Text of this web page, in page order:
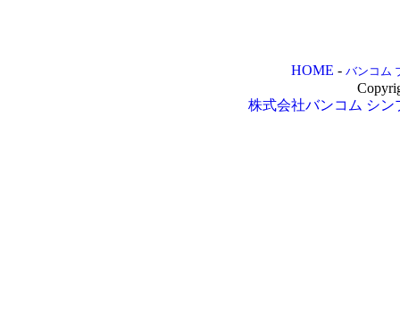
HOME - バンコム
株式会社バンコム シン